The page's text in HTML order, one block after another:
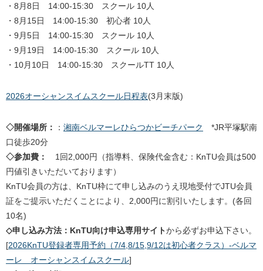
・8月8日 14:00-15:30 スクール 10人
・8月15日 14:00-15:30 初心者 10人
・9月5日 14:00-15:30 スクール 10人
・9月19日 14:00-15:30 スクール 10人
・10月10日 14:00-15:30 スクールTT 10人
2026オーシャンスイムスクール日程表(3月末版)
◇開催場所： ： 湘南ベルマーレひらつかビーチパーク
*JR平塚駅南
口徒歩20分
◇参加費： 1回2,000円（指導料、保険代金含む：KnTU会員は500
円値引きいただいております）
KnTU会員の方は、KnTU枠にて申し込みのうえ現地受付でJTU会員
証をご提示いただくことにより、2,000円に割引いたします。(各回
10名)
◇申し込み方法：KnTU向け申込専用サイトから必ずお申込下さい。
[2026KnTU登録者専用予約（7/4,8/15,9/12は初心者クラス）-ベルマ
ーレ オーシャンスイムスクール]